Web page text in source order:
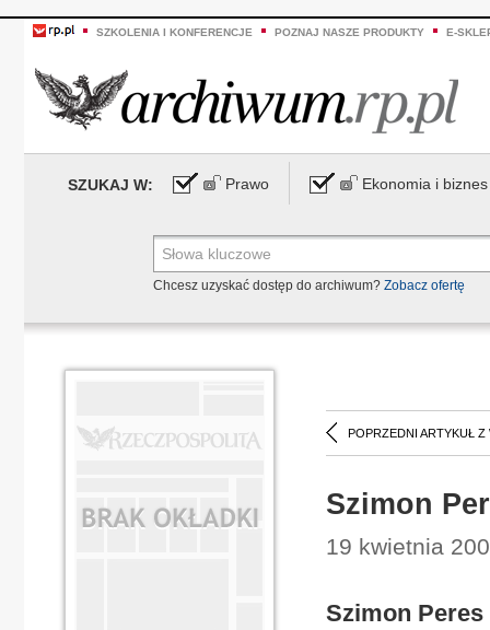
SZKOLENIA I KONFERENCJE POZNAJ NASZE PRODUKTY E-
SZUKAJ W: Prawo Ekonomia i biznes
Chcesz uzyskać dostęp do archiwum? Zobacz ofertę
POPRZEDNI ARTYKUŁ Z
Szimon
19 kwietnia
Szimon